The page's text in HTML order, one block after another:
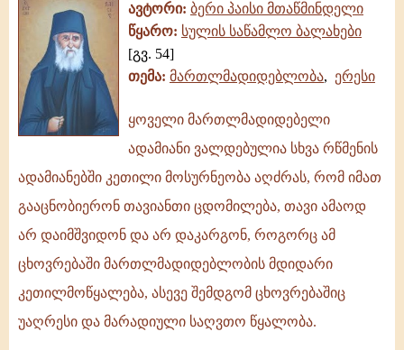
ავტორი: ბერი პაისი მთაწმინდელი
წყარო: სულის საწამლო ბალახები
[გვ. 54]
თემა: მართლმადიდებლობა, ერესი
ყოველი
მართლმადიდებელი
ადამიანი
ვალდებულია
სხვა
რწმენის
ადამიანებში
კეთილი
მოსურნეობა
აღძრას,
ყოველი მართლმადიდებელი
ადამიანი ვალდებულია სხვა რწმენის
ადამიანებში კეთილი მოსურნეობა აღძრას, რომ იმათ
გააცნობიერონ თავიანთი ცდომილება, თავი ამაოდ
არ დაიმშვიდონ და არ დაკარგონ, როგორც ამ
ცხოვრებაში მართლმადიდებლობის მდიდარი
კეთილმოწყალება, ასევე შემდგომ ცხოვრებაშიც
უაღრესი და მარადიული საღვთო წყალობა.